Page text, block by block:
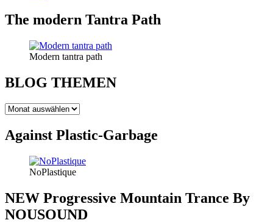
The modern Tantra Path
Modern tantra path
BLOG THEMEN
BLOG
Against Plastic-Garbage
NoPlastique
NEW Progressive Mountain Trance By
NOUSOUND